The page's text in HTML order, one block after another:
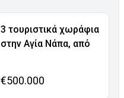
3 τουριστικά χωράφια
στην Αγία Νάπα, από
€500.000